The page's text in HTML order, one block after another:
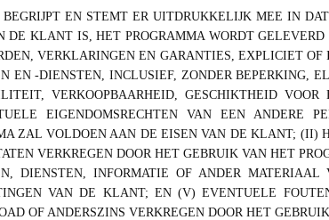
EN STEMT ER UITDRUKKELIJK MEE IN
DE KLANT IS, HET PROGRAMMA WORDT
VERKLARINGEN EN GARANTIES, EXPLICIET
EN -DIENSTEN, INCLUSIEF, ZONDER BEPERKING,
VERKOOPBAARHEID, GESCHIKTHEID
EIGENDOMSRECHTEN VAN EEN
ZAL VOLDOEN AAN DE EISEN VAN DE KLANT; (II)
VERKREGEN DOOR HET GEBRUIK VAN HET
DIENSTEN, INFORMATIE OF ANDER
VAN DE KLANT; EN (V) EVENTUELE
OF ANDERSZINS VERKREGEN DOOR HET